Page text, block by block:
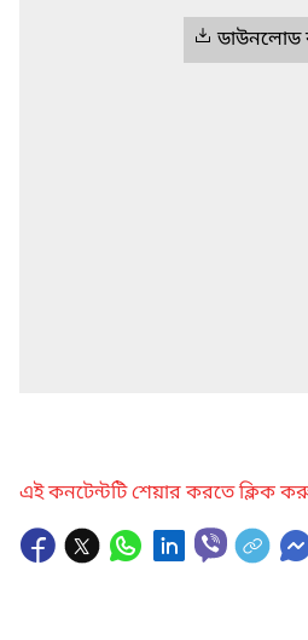
এই কনটেন্টটি শেয়ার করতে ক্লিক